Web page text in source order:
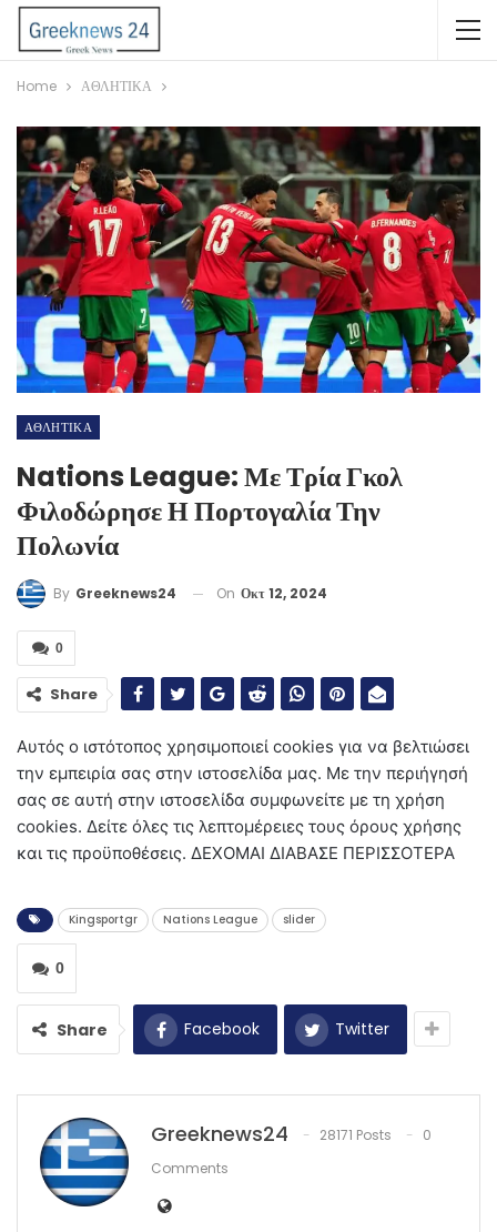
Home ΑΘΛΗΤΙΚΑ
ΑΘΛΗΤΙΚΑ
Nations League: Με Τρία Γκολ
Φιλοδώρησε Η Πορτογαλία Την
Πολωνία
By Greeknews24 On Οκτ 12, 2024
0
Share
Αυτός ο ιστότοπος χρησιμοποιεί cookies για να βελτιώσει
την εμπειρία σας στην ιστοσελίδα μας. Με την περιήγησή
σας σε αυτή στην ιστοσελίδα συμφωνείτε με τη χρήση
cookies. Δείτε όλες τις λεπτομέρειες τους όρους χρήσης
και τις προϋποθέσεις. ΔΕΧΟΜΑΙ ΔΙΑΒΑΣΕ ΠΕΡΙΣΣΟΤΕΡΑ
Kingsportgr Nations League slider
0
Share Facebook Twitter
Greeknews24 28171 Posts
0
Comments